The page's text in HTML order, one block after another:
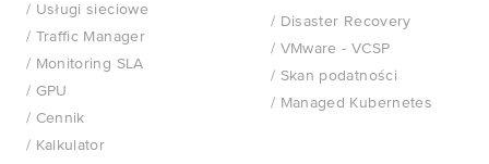
/ Usługi sieciowe
/ Traffic Manager
/ Monitoring SLA
/ GPU
/ Cennik
/ Kalkulator
/ Disaster Recovery
/ VMware - VCSP
/ Skan podatności
/ Managed Kubernetes